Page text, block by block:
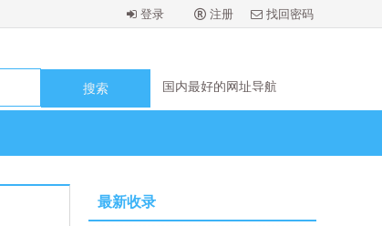
登录 注册 找回密码
国内最好的网址导航
国内最好的网址导航
国内最好的网址导航
最新收录